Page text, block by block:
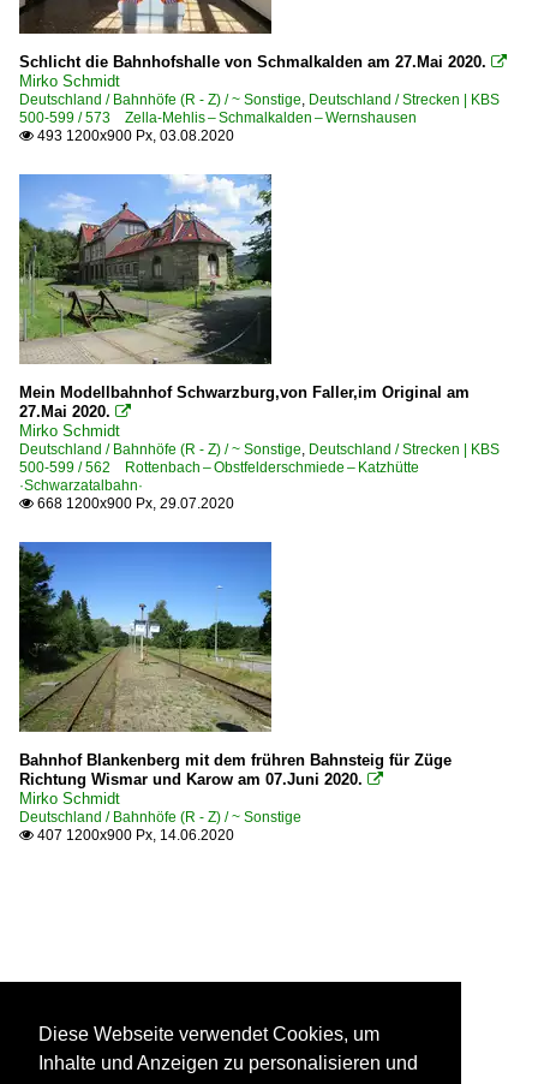
Schlicht die Bahnhofshalle von Schmalkalden am 27.Mai 2020. 
Mirko Schmidt
Deutschland / Bahnhöfe (R - Z) / ~ Sonstige, Deutschland / Strecken | KBS
500-599 / 573 Zella-Mehlis – Schmalkalden – Wernshausen
 493 1200x900 Px, 03.08.2020
Mein Modellbahnhof Schwarzburg,von Faller,im Original am
27.Mai 2020. 
Mirko Schmidt
Deutschland / Bahnhöfe (R - Z) / ~ Sonstige, Deutschland / Strecken | KBS
500-599 / 562 Rottenbach – Obstfelderschmiede – Katzhütte
·Schwarzatalbahn·
 668 1200x900 Px, 29.07.2020
Bahnhof Blankenberg mit dem frühren Bahnsteig für Züge
Richtung Wismar und Karow am 07.Juni 2020. 
Mirko Schmidt
Deutschland / Bahnhöfe (R - Z) / ~ Sonstige
 407 1200x900 Px, 14.06.2020
Diese Webseite verwendet Cookies, um
Inhalte und Anzeigen zu personalisieren und